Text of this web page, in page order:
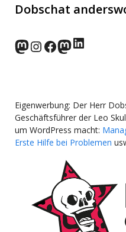
Dobschat
norden.social
Instagram
Facebook
wp-LinkedIn
Eigenwerbung: Der Herr
Geschäftsführer der Leo
um WordPress macht:
Erste Hilfe bei Problemen